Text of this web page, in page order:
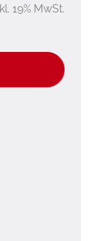
19% MwSt.